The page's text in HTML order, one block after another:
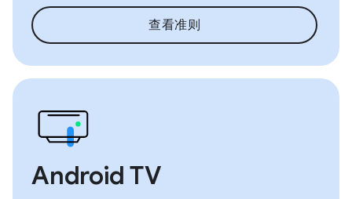
查看准则
Android TV